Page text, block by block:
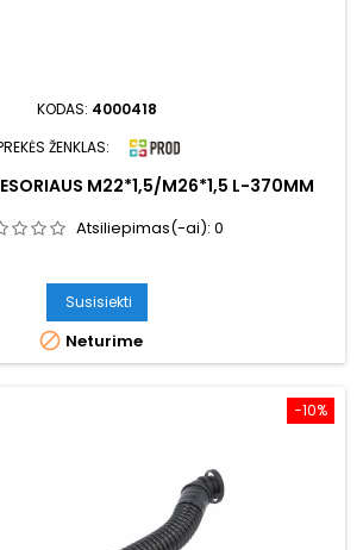
KODAS: 4000418
ŽENKLAS:
M22*1,5/M26*1,5 L-370MM
Atsiliepimas(-ai): 0
Susisiekti
 Neturime
−10%